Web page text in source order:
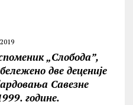
„Слобода”,
две деценије
Савезне
године.